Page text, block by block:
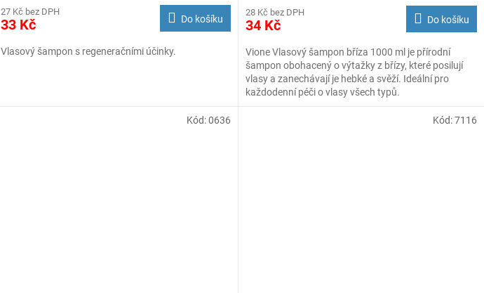
27 Kč bez DPH
33 Kč Do košíku
Vlasový šampon s regeneračními účinky.
28 Kč bez DPH
34 Kč Do košíku
Vione Vlasový šampon bříza 1000 ml je přírodní
šampon obohacený o výtažky z břízy, které posilují
vlasy a zanechávají je hebké a svěží. Ideální pro
každodenní péči o vlasy všech typů.
Kód:0636 Kód:7116